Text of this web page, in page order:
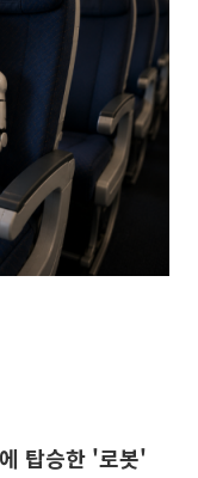
탑승한 '로봇'